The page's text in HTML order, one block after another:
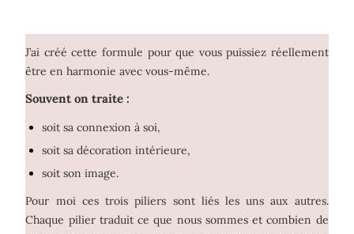
J’ai créé cette formule pour que vous puissiez réellement
être en harmonie avec vous-même.
Souvent on traite :
soit sa connexion à soi,
soit sa décoration intérieure,
soit son image.
Pour moi ces trois piliers sont liés les uns aux autres.
Chaque pilier traduit ce que nous sommes et combien de